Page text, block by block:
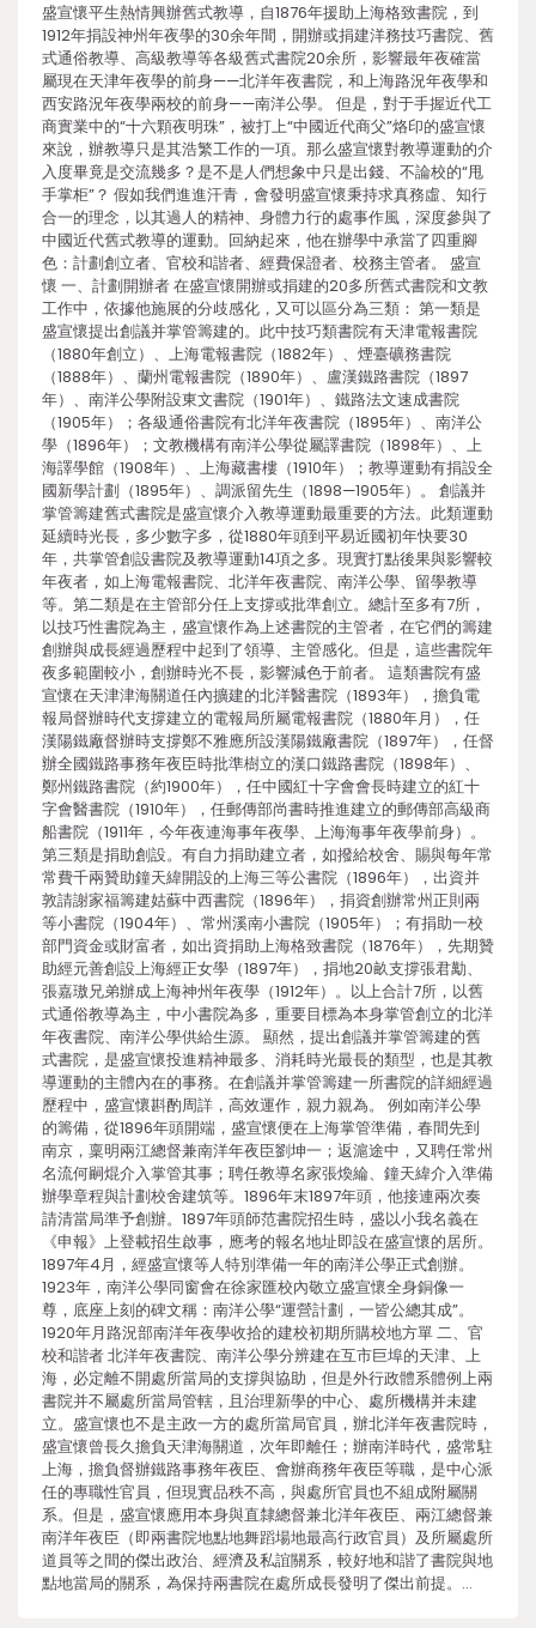
盛宣懷平生熱情興辦舊式教導，自1876年援助上海格致書院，到
1912年捐設神州年夜學的30余年間，開辦或捐建洋務技巧書院、舊
式通俗教導、高級教導等各級舊式書院20余所，影響最年夜確當
屬現在天津年夜學的前身——北洋年夜書院，和上海路況年夜學和
西安路況年夜學兩校的前身——南洋公學。 但是，對于手握近代工
商實業中的“十六顆夜明珠”，被打上“中國近代商父”烙印的盛宣懷
來說，辦教導只是其浩繁工作的一項。那么盛宣懷對教導運動的介
入度畢竟是交流幾多？是不是人們想象中只是出錢、不論校的“甩
手掌柜”？ 假如我們進進汗青，會發明盛宣懷秉持求真務虛、知行
合一的理念，以其過人的精神、身體力行的處事作風，深度參與了
中國近代舊式教導的運動。回納起來，他在辦學中承當了四重腳
色：計劃創立者、官校和諧者、經費保證者、校務主管者。 盛宣
懷 一、計劃開辦者 在盛宣懷開辦或捐建的20多所舊式書院和文教
工作中，依據他施展的分歧感化，又可以區分為三類： 第一類是
盛宣懷提出創議并掌管籌建的。此中技巧類書院有天津電報書院
（1880年創立）、上海電報書院（1882年）、煙臺礦務書院
（1888年）、蘭州電報書院（1890年）、盧漢鐵路書院（1897
年）、南洋公學附設東文書院（1901年）、鐵路法文速成書院
（1905年）；各級通俗書院有北洋年夜書院（1895年）、南洋公
學（1896年）；文教機構有南洋公學從屬譯書院（1898年）、上
海譯學館（1908年）、上海藏書樓（1910年）；教導運動有捐設全
國新學計劃（1895年）、調派留先生（1898—1905年）。 創議并
掌管籌建舊式書院是盛宣懷介入教導運動最重要的方法。此類運動
延續時光長，多少數字多，從1880年頭到平易近國初年快要30
年，共掌管創設書院及教導運動14項之多。現實打點後果與影響較
年夜者，如上海電報書院、北洋年夜書院、南洋公學、留學教導
等。第二類是在主管部分任上支撐或批準創立。總計至多有7所，
以技巧性書院為主，盛宣懷作為上述書院的主管者，在它們的籌建
創辦與成長經過歷程中起到了領導、主管感化。但是，這些書院年
夜多範圍較小，創辦時光不長，影響減色于前者。 這類書院有盛
宣懷在天津津海關道任內擴建的北洋醫書院（1893年），擔負電
報局督辦時代支撐建立的電報局所屬電報書院（1880年月），任
漢陽鐵廠督辦時支撐鄭不雅應所設漢陽鐵廠書院（1897年），任督
辦全國鐵路事務年夜臣時批準樹立的漢口鐵路書院（1898年）、
鄭州鐵路書院（約1900年），任中國紅十字會會長時建立的紅十
字會醫書院（1910年），任郵傳部尚書時推進建立的郵傳部高級商
船書院（1911年，今年夜連海事年夜學、上海海事年夜學前身）。
第三類是捐助創設。有自力捐助建立者，如撥給校舍、賜與每年常
常費千兩贊助鐘天緯開設的上海三等公書院（1896年），出資并
敦請謝家福籌建姑蘇中西書院（1896年），捐資創辦常州正則兩
等小書院（1904年）、常州溪南小書院（1905年）；有捐助一校
部門資金或財富者，如出資捐助上海格致書院（1876年），先期贊
助經元善創設上海經正女學（1897年），捐地20畝支撐張君勱、
張嘉璈兄弟辦成上海神州年夜學（1912年）。以上合計7所，以舊
式通俗教導為主，中小書院為多，重要目標為本身掌管創立的北洋
年夜書院、南洋公學供給生源。 顯然，提出創議并掌管籌建的舊
式書院，是盛宣懷投進精神最多、消耗時光最長的類型，也是其教
導運動的主體內在的事務。在創議并掌管籌建一所書院的詳細經過
歷程中，盛宣懷斟酌周詳，高效運作，親力親為。 例如南洋公學
的籌備，從1896年頭開端，盛宣懷便在上海掌管準備，春間先到
南京，稟明兩江總督兼南洋年夜臣劉坤一；返滬途中，又聘任常州
名流何嗣焜介入掌管其事；聘任教導名家張煥綸、鐘天緯介入準備
辦學章程與計劃校舍建筑等。1896年末1897年頭，他接連兩次奏
請清當局準予創辦。1897年頭師范書院招生時，盛以小我名義在
《申報》上登載招生啟事，應考的報名地址即設在盛宣懷的居所。
1897年4月，經盛宣懷等人特別準備一年的南洋公學正式創辦。
1923年，南洋公學同窗會在徐家匯校內敬立盛宣懷全身銅像一
尊，底座上刻的碑文稱：南洋公學“運營計劃，一皆公總其成”。
1920年月路況部南洋年夜學收拾的建校初期所購校地方單 二、官
校和諧者 北洋年夜書院、南洋公學分辨建在互市巨埠的天津、上
海，必定離不開處所當局的支撐與協助，但是外行政體系體例上兩
書院并不屬處所當局管轄，且治理新學的中心、處所機構并未建
立。盛宣懷也不是主政一方的處所當局官員，辦北洋年夜書院時，
盛宣懷曾長久擔負天津海關道，次年即離任；辦南洋時代，盛常駐
上海，擔負督辦鐵路事務年夜臣、會辦商務年夜臣等職，是中心派
任的專職性官員，但現實品秩不高，與處所官員也不組成附屬關
系。但是，盛宣懷應用本身與直隸總督兼北洋年夜臣、兩江總督兼
南洋年夜臣（即兩書院地點地舞蹈場地最高行政官員）及所屬處所
道員等之間的傑出政治、經濟及私誼關系，較好地和諧了書院與地
點地當局的關系，為保持兩書院在處所成長發明了傑出前提。…